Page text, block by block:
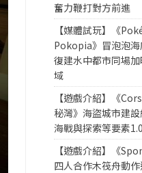
奮力鞭打對方前進
【媒體試玩】《
Pokopia》冒泡泡海
復建水中都市同場
域
【遊戲介紹】《
秘灣》海盜城市建
海戰與探索等要素
【遊戲介紹】《
四人合作木筏舟動